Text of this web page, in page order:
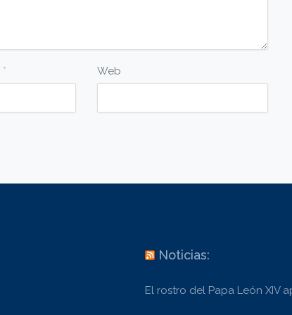
* Web
Noticias:
El rostro del Papa León XIV